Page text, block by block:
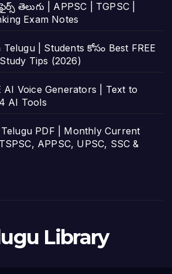
తెలుగు | APPSC | TGPSC |
Exam Notes
| Students కోసం Best FREE
Tips (2026)
AI Voice Generators | Text to
AI Tools
PDF | Monthly Current
APPSC, UPSC, SSC &
Library